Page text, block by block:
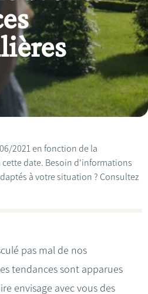
2021 en fonction de la
date. Besoin d'informations
à votre situation ? Consultez
pas mal de nos
tendances sont apparues
envisage avec vous des